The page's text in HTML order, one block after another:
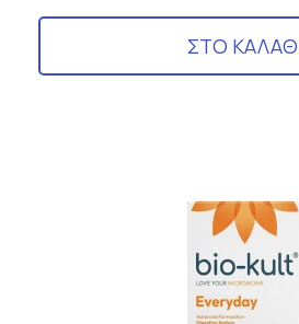
ΣΤΟ